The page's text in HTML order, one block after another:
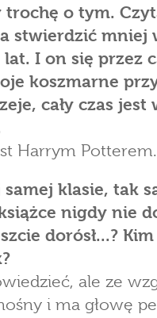
trochę o tym.
stwierdzić mniej
I on się przez
koszmarne
cały czas jest
Harrym Potterem.
klasie, tak
nigdy nie
dorósł...?
ale ze
i ma głowę